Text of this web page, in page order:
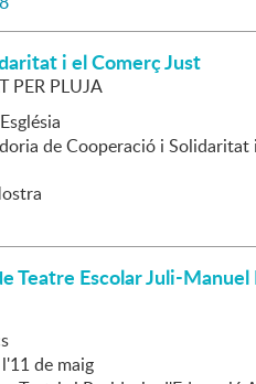
i el Comerç Just
PER PLUJA
de Cooperació i Solidaritat
Teatre Escolar Juli-Manuel
de maig